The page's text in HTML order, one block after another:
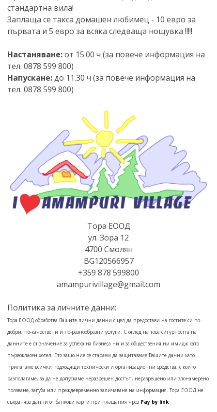
стандартна вила!
Заплаща се такса домашен любимец - 10 евро за
първата и 5 евро за всяка следваща нощувка !!!!!
Настаняване:от 15.00 ч (за повече информация на
тел. 0878 599 800)
Напускане:до 11.30 ч (за повече информация на
тел. 0878 599 800)
Тора ЕООД
ул. Зора 12
4700 Смолян
BG120566957
+359 878 599800
amampurivillage@gmail.com
Политика за личните данни:
Тора ЕООД обработва Вашите лични данни с цел да предостави на гостите си по-
добри, по-качествени и по-разнообразни услуги. С оглед на това сигурността на
данните е от значение за успеха на бизнеса ни и за обществения ни имидж като
първокласен хотел. Ето защо ние се стараем да защитаваме Вашите данни като
прилагаме всички подходящи технически и организационни средства, с които
разполагаме, за да не допускаме неразрешен достъп, неразрешено или злонамерено
ползване, загуба или преждевременно заличаване на информация. Тора ЕООД не
съхранява данни от банкови карти при плащания чрез Pay by link